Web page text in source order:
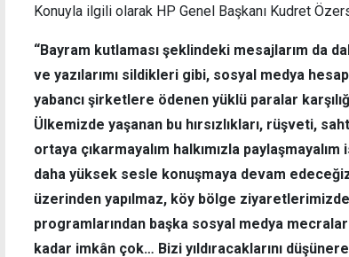
Konuyla ilgili olarak HP Genel Başkanı Kudret
“Bayram kutlaması şeklindeki mesajlarım da
ve yazılarımı sildikleri gibi, sosyal medya
yabancı şirketlere ödenen yüklü paralar
Ülkemizde yaşanan bu hırsızlıkları, rüşveti,
ortaya çıkarmayalım halkımızla
daha yüksek sesle konuşmaya devam
üzerinden yapılmaz, köy bölge
programlarından başka sosyal medya
kadar imkân çok… Bizi yıldıracaklarını